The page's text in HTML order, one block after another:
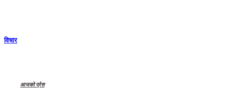
विचार
आजको प्रेस